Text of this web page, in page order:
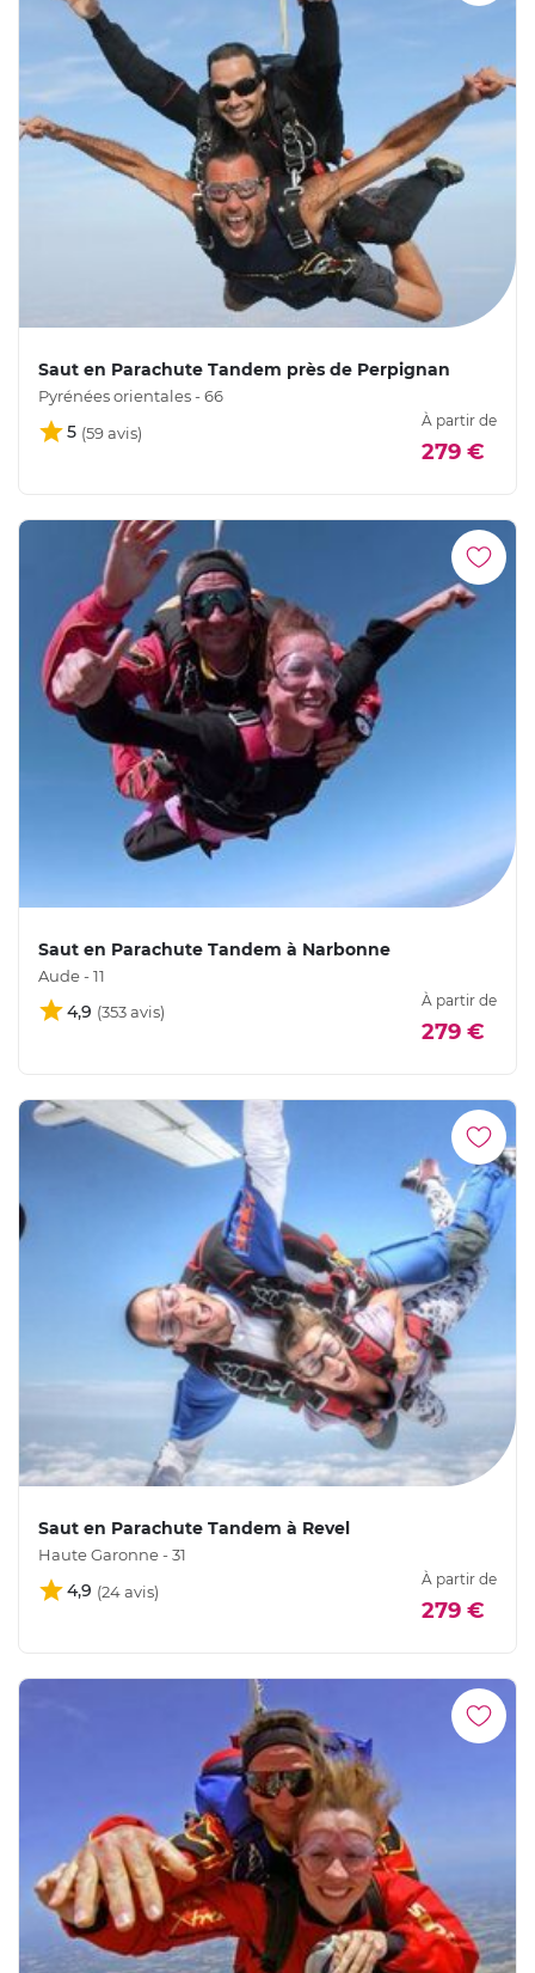
Saut en Parachute Tandem près de Perpignan
Pyrénées orientales - 66
5
À partir de
279 €
Saut en Parachute Tandem à Narbonne
Aude - 11
4,9
À partir de
279 €
Saut en Parachute Tandem à Revel
Haute Garonne - 31
4,9
À partir de
279 €